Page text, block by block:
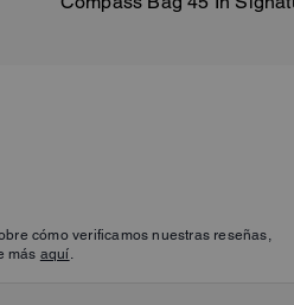
cómo verificamos nuestras reseñas,
más aquí